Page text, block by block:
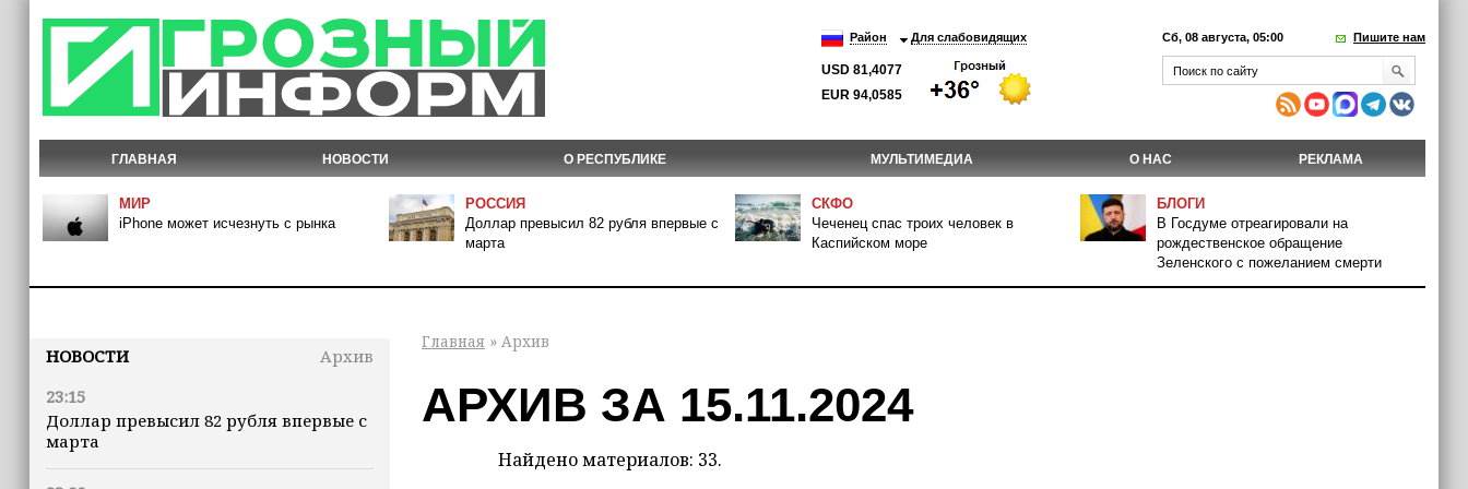
Район Для слабовидящих
USD 81,4077
EUR 94,0585
Сб, 08 августа, 05:00 Пишите нам
ГЛАВНАЯ НОВОСТИ О РЕСПУБЛИКЕ МУЛЬТИМЕДИА О НАС РЕКЛАМА
МИР
iPhone может исчезнуть с рынка
РОССИЯ
Доллар превысил 82 рубля впервые с
марта
СКФО
Чеченец спас троих человек в
Каспийском море
БЛОГИ
В Госдуме отреагировали на
рождественское обращение
Зеленского с пожеланием смерти
НОВОСТИ
Архив
23:15
Доллар превысил 82 рубля впервые с
марта
Главная » Архив
АРХИВ ЗА 15.11.2024
Найдено материалов: 33.